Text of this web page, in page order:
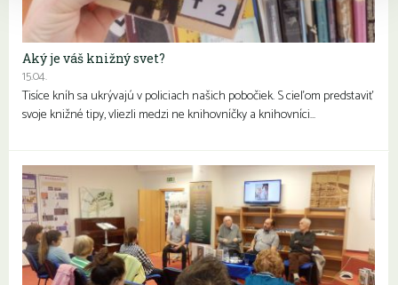
Aký je váš knižný svet?
15.04.
Tisíce kníh sa ukrývajú v policiach našich pobočiek. S cieľom predstaviť
svoje knižné tipy, vliezli medzi ne knihovníčky a knihovníci…